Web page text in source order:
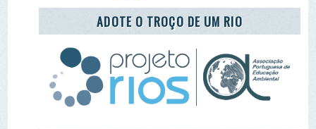
REDE LUSÓFONA